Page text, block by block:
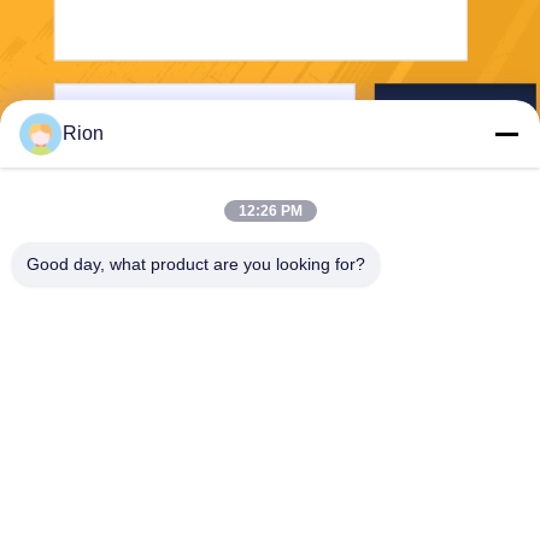
Rion
12:26 PM
Good day, what product are you looking for?